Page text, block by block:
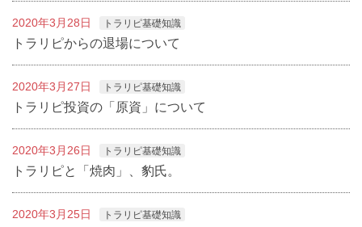
2020年3月28日 トラリピ基礎知識
トラリピからの退場について
2020年3月27日 トラリピ基礎知識
トラリピ投資の「原資」について
2020年3月26日 トラリピ基礎知識
トラリピと「焼肉」、豹氏。
2020年3月25日 トラリピ基礎知識